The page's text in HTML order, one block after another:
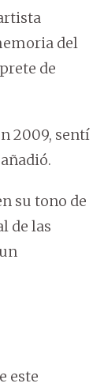
del
de
2009, sentí
su tono de
de las
este